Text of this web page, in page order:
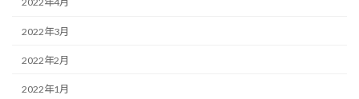
2022年3月
2022年2月
2022年1月